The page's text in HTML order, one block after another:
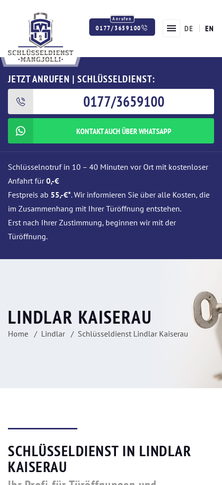
0177/3659100 DE EN
JETZT ANRUFEN | SCHLÜSSELDIENST:
0177/3659100
KONTAKT AUCH ÜBER WHATSAPP
Schlüsselnotruf in 10 – 40 Minuten vor Ort mit kostenloser
Anfahrt für0,-€
Festpreis ab 55,-€*. Wir informieren Sie über alle Kosten, die
im Zusammenhang mit Ihrer Türöffnung entstehen.
Erst nach Ihrer Zustimmung, beginnen wir mit der
Türöffnung.
LINDLAR KAISERAU
Home Lindlar Schlüsseldienst Lindlar Kaiserau
SCHLÜSSELDIENST IN LINDLAR
KAISERAU